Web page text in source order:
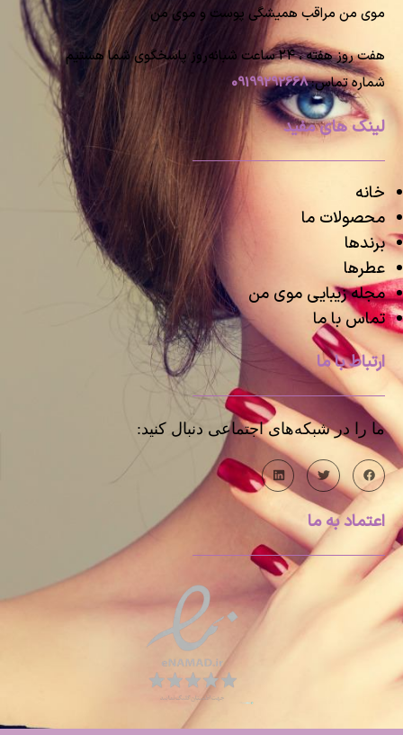
موی من مراقب همیشگی پوست و موی من
هفت روز هفته ، ۲۴ ساعت شبانه‌روز پاسخگوی شما هستیم
شماره تماس:09199292668
لینک های مفید
خانه
محصولات ما
برندها
عطرها
مجله زیبایی موی من
تماس با ما
ارتباط با ما
ما را در شبکه‌های اجتماعی دنبال کنید:
اعتماد به ما